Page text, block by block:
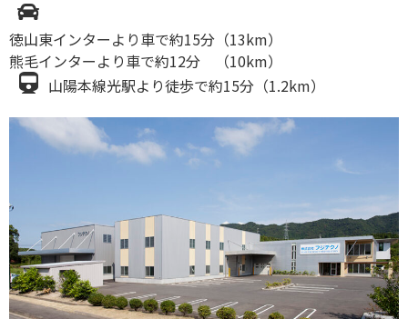
徳山東インターより車で約15分（13km）
熊毛インターより車で約12分 （10km）
山陽本線光駅より徒歩で約15分（1.2km）